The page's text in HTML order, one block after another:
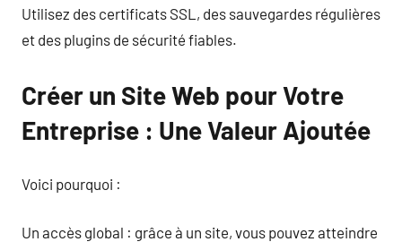
Utilisez des certificats SSL, des sauvegardes régulières
et des plugins de sécurité fiables.
Créer un Site Web pour Votre
Entreprise : Une Valeur Ajoutée
Voici pourquoi :
Un accès global : grâce à un site, vous pouvez atteindre